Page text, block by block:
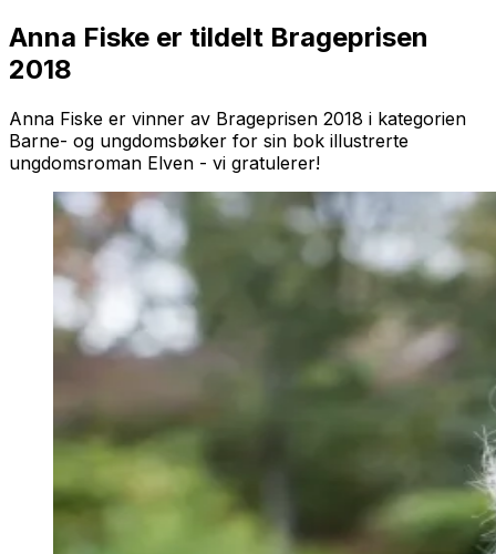
Anna Fiske er tildelt Brageprisen
2018
Anna Fiske er vinner av Brageprisen 2018 i kategorien
Barne- og ungdomsbøker for sin bok illustrerte
ungdomsroman Elven - vi gratulerer!